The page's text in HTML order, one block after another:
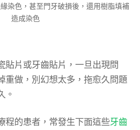
染色，甚至門牙破損後，還用樹脂填補
造成染色
貼片或牙齒貼片，一旦出現問
重做，別幻想太多，拖愈久問題
。
程的患者，常發生下面這些牙齒